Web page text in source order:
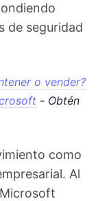
de seguridad
o vender?
- Obtén
como
Al